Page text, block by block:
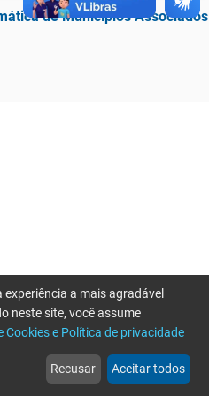
de Municípios Associados
web
Notícias
more_horiz
Mais
a mais agradável
neste site, você assume
Cookies e Política de privacidade
Recusar Aceitar todos
favor tente novamente